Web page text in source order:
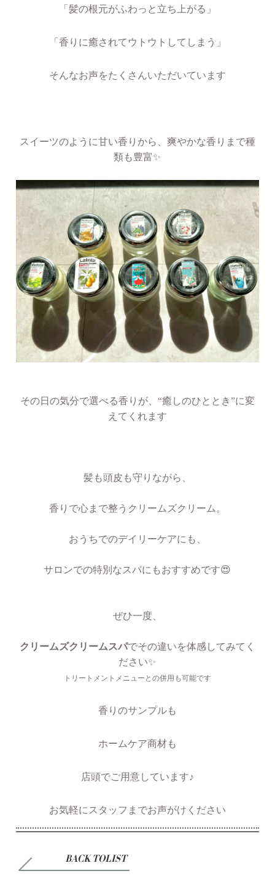
「髪の根元がふわっと立ち上がる」
「香りに癒されてウトウトしてしまう」
そんなお声をたくさんいただいています
スイーツのように甘い香りから、爽やかな香りまで種
類も豊富✨
その日の気分で選べる香りが、“癒しのひととき”に変
えてくれます
髪も頭皮も守りながら、
香りで心まで整うクリームズクリーム。
おうちでのデイリーケアにも、
サロンでの特別なスパにもおすすめです😍
ぜひ一度、
クリームズクリームスパでその違いを体感してみてく
ださい✨
トリートメントメニューとの併用も可能です
香りのサンプルも
ホームケア商材も
店頭でご用意しています♪
お気軽にスタッフまでお声がけください
BACK TOLIST